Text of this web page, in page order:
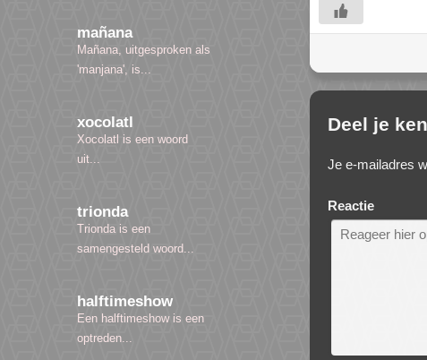
mañana
Mañana, uitgesproken als
'manjana', is...
xocolatl
Xocolatl is een woord
uit...
trionda
Trionda is een
samengesteld woord...
halftimeshow
Een halftimeshow is een
optreden...
Deel je
Je e-mailadres
Reactie